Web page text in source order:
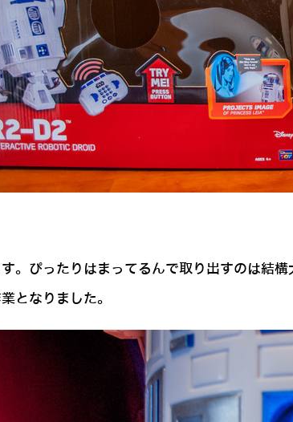
。ぴったりはまってるんで取り出すのは結
となりました。